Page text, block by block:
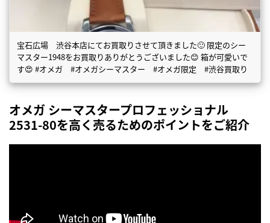
宝石広場 渋谷本店にてお買取りさせて頂きました🙂 限定のシー
マスター1948をお買取りありがとうございました😊 箱が可愛いで
す😍 #オメガ #オメガシーマスター #オメガ限定 #渋谷買取り
オメガ シーマスタープロフェッショナル
2531-80を高く売るためのポイントをご紹介